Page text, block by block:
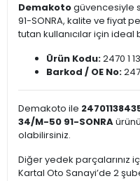
Demakotogüvencesiyle
91-SONRA, kalite ve fiyat
tutan kullanıcılar için ideal
Ürün Kodu:2470 1
Barkod / OE No:
Demakoto ile
34/M-50 91-SONRA
olabilirsiniz.
Diğer yedek parçalarınız
Kartal Oto Sanayi’de 2